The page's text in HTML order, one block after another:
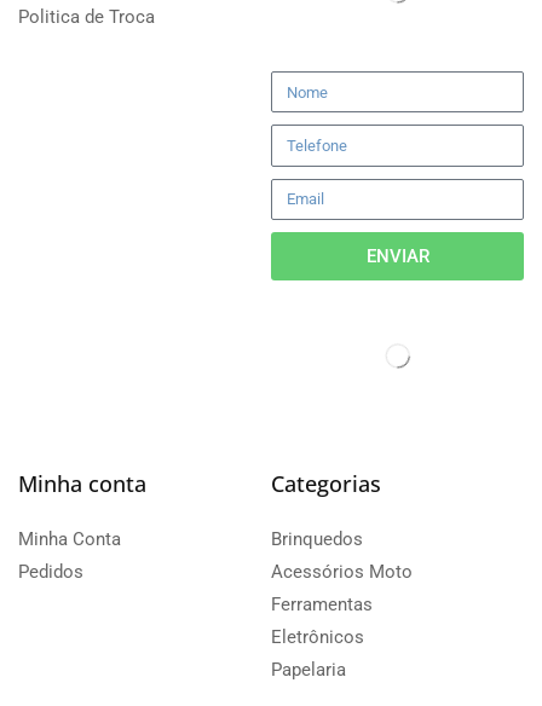
Politica de Troca
ENVIAR
Minha conta
Minha Conta
Pedidos
Categorias
Brinquedos
Acessórios Moto
Ferramentas
Eletrônicos
Papelaria